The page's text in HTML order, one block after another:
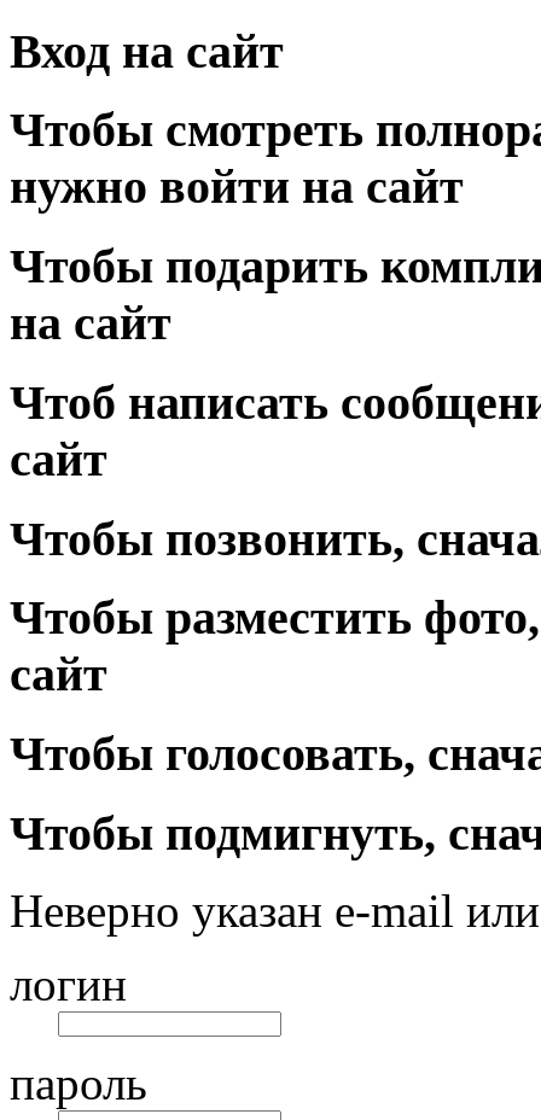
Вход на сайт
Чтобы смотреть
нужно войти на сайт
Чтобы подарить
на сайт
Чтоб написать
сайт
Чтобы позвонить,
Чтобы разместить
сайт
Чтобы голосовать,
Чтобы подмигнуть,
Неверно указан e-mail
логин
пароль